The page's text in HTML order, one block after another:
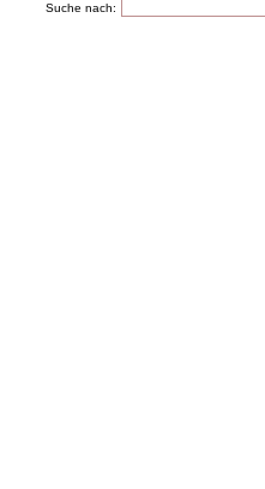
Suche nach: